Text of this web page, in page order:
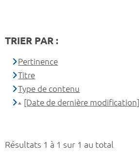
Résultats 1 à 1 sur 1 au total
TRIER PAR :
Pertinence
Titre
Type de contenu
[Date de dernière modification]